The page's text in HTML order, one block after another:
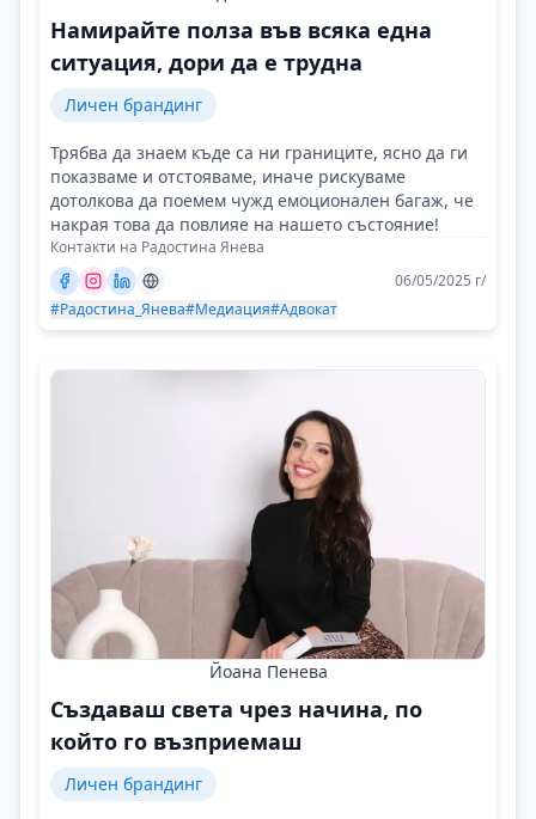
Намирайте полза във всяка една
ситуация, дори да е трудна
Личен брандинг
Трябва да знаем къде са ни границите, ясно да ги
показваме и отстояваме, иначе рискуваме
дотолкова да поемем чужд емоционален багаж, че
накрая това да повлияе на нашето състояние!
Контакти на Радостина Янева
06/05/2025 г/
#Радостина_Янева#Медиация#Адвокат
Йоана Пенева
Създаваш света чрез начина, по
който го възприемаш
Личен брандинг